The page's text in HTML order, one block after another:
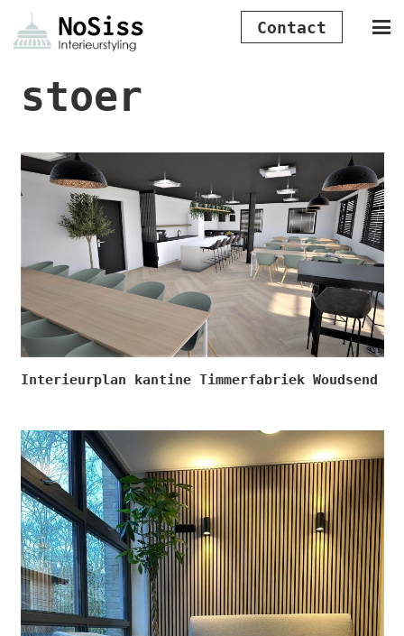
Contact
stoer
Interieurplan kantine Timmerfabriek Woudsend